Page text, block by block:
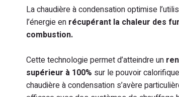
La chaudière à condensation optimise
l’énergie en récupérant la chaleur des
combustion.
Cette technologie permet d’atteindre un
supérieur à 100% sur le pouvoir
chaudière à condensation s’avère